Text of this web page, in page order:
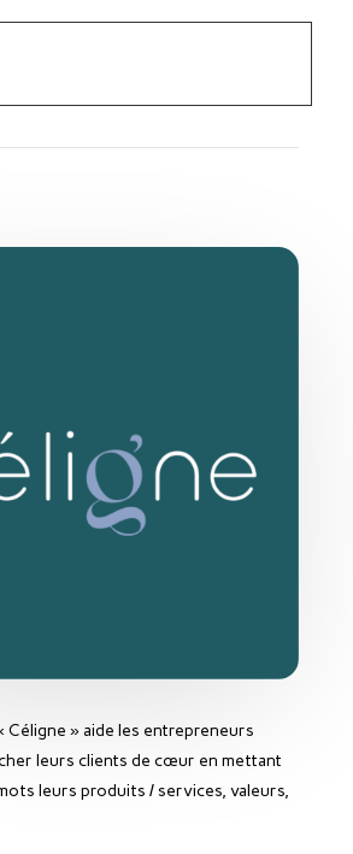
» aide les entrepreneurs
leurs clients de cœur en mettant
leurs produits / services, valeurs,